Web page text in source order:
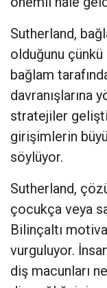
Sutherland,
olduğunu çünkü
bağlam
davranışlarına
stratejiler
girişimlerin
söylüyor.
Sutherland,
çocukça veya
Bilinçaltı
vurguluyor.
diş macunları